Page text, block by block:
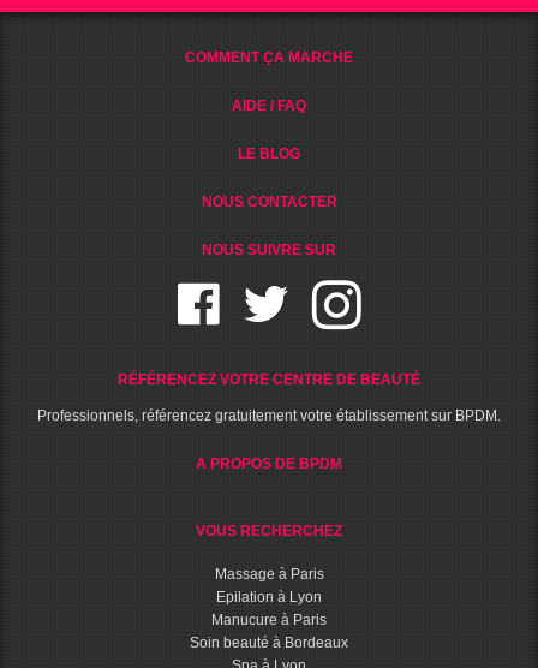
COMMENT ÇA MARCHE
AIDE / FAQ
LE BLOG
NOUS CONTACTER
NOUS SUIVRE SUR
RÉFÉRENCEZ VOTRE CENTRE DE BEAUTÉ
Professionnels, référencez gratuitement votre établissement sur BPDM.
A PROPOS DE BPDM
VOUS RECHERCHEZ
Massage à Paris
Epilation à Lyon
Manucure à Paris
Soin beauté à Bordeaux